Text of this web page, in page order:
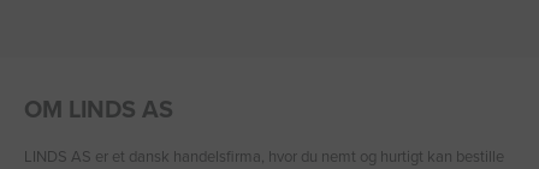
OM LINDS AS
LINDS AS er et dansk handelsfirma, hvor du nemt og hurtigt kan bestille